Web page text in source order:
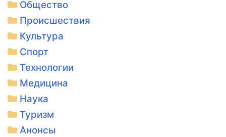
Общество
Происшествия
Культура
Спорт
Технологии
Медицина
Наука
Туризм
Анонсы